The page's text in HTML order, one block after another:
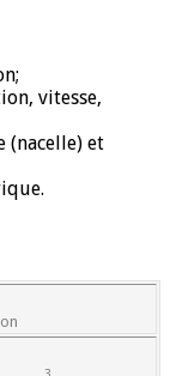
vitesse,
(nacelle) et